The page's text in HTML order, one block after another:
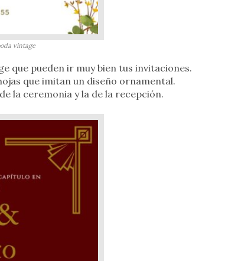
vintage
que pueden ir muy bien tus invitaciones.
que imitan un diseño ornamental.
la ceremonia y la de la recepción.